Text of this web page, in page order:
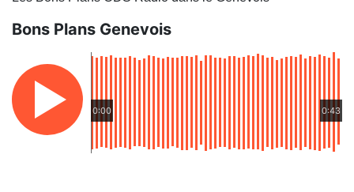
Bons Plans Genevois
0:00 0:43